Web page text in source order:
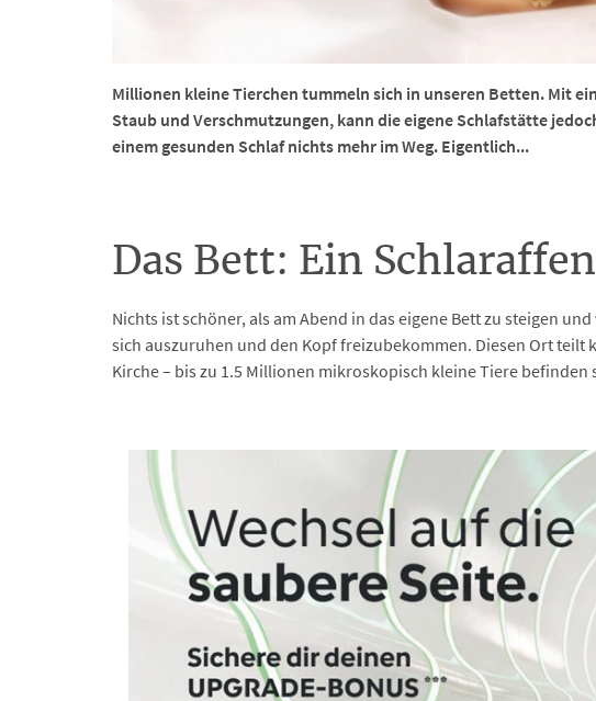
Millionen kleine Tierchen tummeln sich in unseren Betten. Mit
Staub und Verschmutzungen, kann die eigene Schlafstätte
einem gesunden Schlaf nichts mehr im Weg. Eigentlich...
Das Bett: Ein
Nichts ist schöner, als am Abend in das eigene Bett zu steigen
sich auszuruhen und den Kopf freizubekommen. Diesen Ort teilt
Kirche – bis zu 1.5 Millionen mikroskopisch kleine Tiere befinden